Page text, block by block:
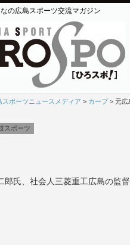
の広島スポーツ交流マガジン
スポーツニュースメディア > カープ> 元広
スポーツ
郎氏、社会人三菱重工広島の監